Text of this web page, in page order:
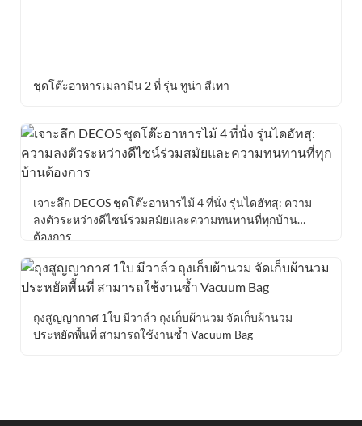
ชุดโต๊ะอาหารเมลามีน 2 ที่ รุ่น ทูน่า สีเทา
เจาะลึก DECOS ชุดโต๊ะอาหารไม้ 4 ที่นั่ง รุ่นไดฮัทสุ: ความ
ลงตัวระหว่างดีไซน์ร่วมสมัยและความทนทานที่ทุกบ้าน
ต้องการ
ถุงสูญญากาศ 1ใบ มีวาล์ว ถุงเก็บผ้านวม จัดเก็บผ้านวม
ประหยัดพื้นที่ สามารถใช้งานซ้ำ Vacuum Bag